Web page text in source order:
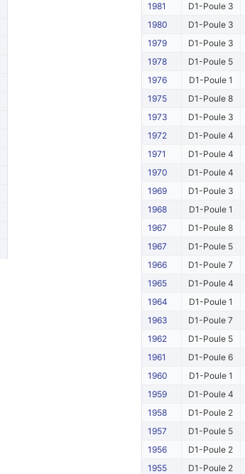
1981
D1-Poule 3
1980
D1-Poule 3
1979
D1-Poule 3
1978
D1-Poule 5
1976
D1-Poule 1
1975
D1-Poule 8
1973
D1-Poule 3
1972
D1-Poule 4
1971
D1-Poule 4
1970
D1-Poule 4
1969
D1-Poule 3
1968
D1-Poule 1
1967
D1-Poule 8
1967
D1-Poule 5
1966
D1-Poule 7
1965
D1-Poule 4
1964
D1-Poule 1
1963
D1-Poule 7
1962
D1-Poule 5
1961
D1-Poule 6
1960
D1-Poule 1
1959
D1-Poule 4
1958
D1-Poule 2
1957
D1-Poule 5
1956
D1-Poule 2
1955
D1-Poule 2